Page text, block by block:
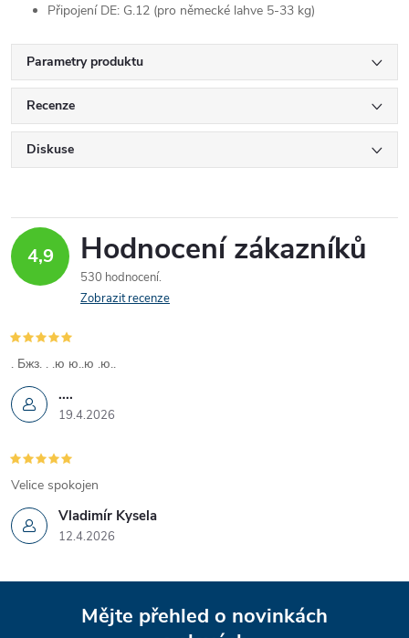
Připojení DE: G.12 (pro německé lahve 5-33 kg)
Parametry produktu
Recenze
Diskuse
4,9 Hodnocení zákazníků
530 hodnocení
Zobrazit recenze
....
19.4.2026
. Бжз. . .ю ю..ю .ю..
Vladimír Kysela
12.4.2026
Velice spokojen
Mějte přehled o novinkách